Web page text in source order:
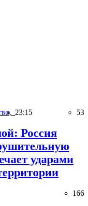
23:15 53
Россия
ударами
166